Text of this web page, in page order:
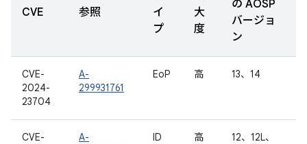
CVE 参照
イ
プ
大
度
の AOSP
バージョ
ン
CVE-
2024-
23704
A-
299931761
EoP 高 13、14
CVE-
A-
ID 高
12、12L、